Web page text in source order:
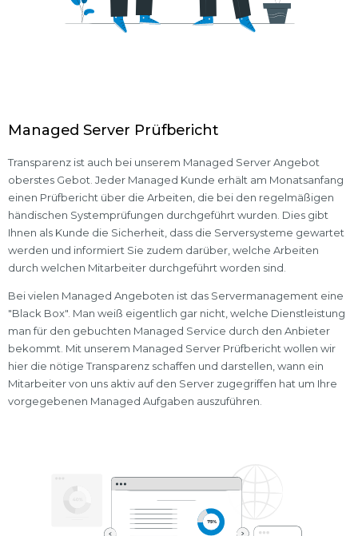
Managed Server Prüfbericht
Transparenz ist auch bei unserem Managed Server Angebot
oberstes Gebot. Jeder Managed Kunde erhält am Monatsanfang
einen Prüfbericht über die Arbeiten, die bei den regelmäßigen
händischen Systemprüfungen durchgeführt wurden. Dies gibt
Ihnen als Kunde die Sicherheit, dass die Serversysteme gewartet
werden und informiert Sie zudem darüber, welche Arbeiten
durch welchen Mitarbeiter durchgeführt worden sind.
Bei vielen Managed Angeboten ist das Servermanagement eine
"Black Box". Man weiß eigentlich gar nicht, welche Dienstleistung
man für den gebuchten Managed Service durch den Anbieter
bekommt. Mit unserem Managed Server Prüfbericht wollen wir
hier die nötige Transparenz schaffen und darstellen, wann ein
Mitarbeiter von uns aktiv auf den Server zugegriffen hat um Ihre
vorgegebenen Managed Aufgaben auszuführen.